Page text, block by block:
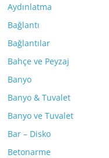
Aydınlatma
Bağlantı
Bağlantılar
Bahçe ve Peyzaj
Banyo
Banyo & Tuvalet
Banyo ve Tuvalet
Bar – Disko
Betonarme